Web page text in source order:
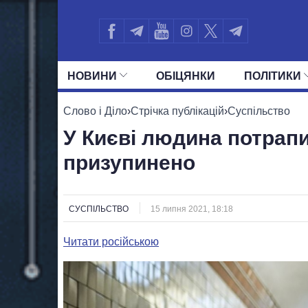
НОВИНИ ОБIЦЯНКИ ПОЛIТИКИ
УСІ ПОЛІТИКИ ПРЕЗИДЕНТ І ОФІС
Слово і Діло›Стрічка публікацій›Суспільство
У Києві людина
призупинено
СУСПІЛЬСТВО 15 липня 2021, 18:18
Читати російською